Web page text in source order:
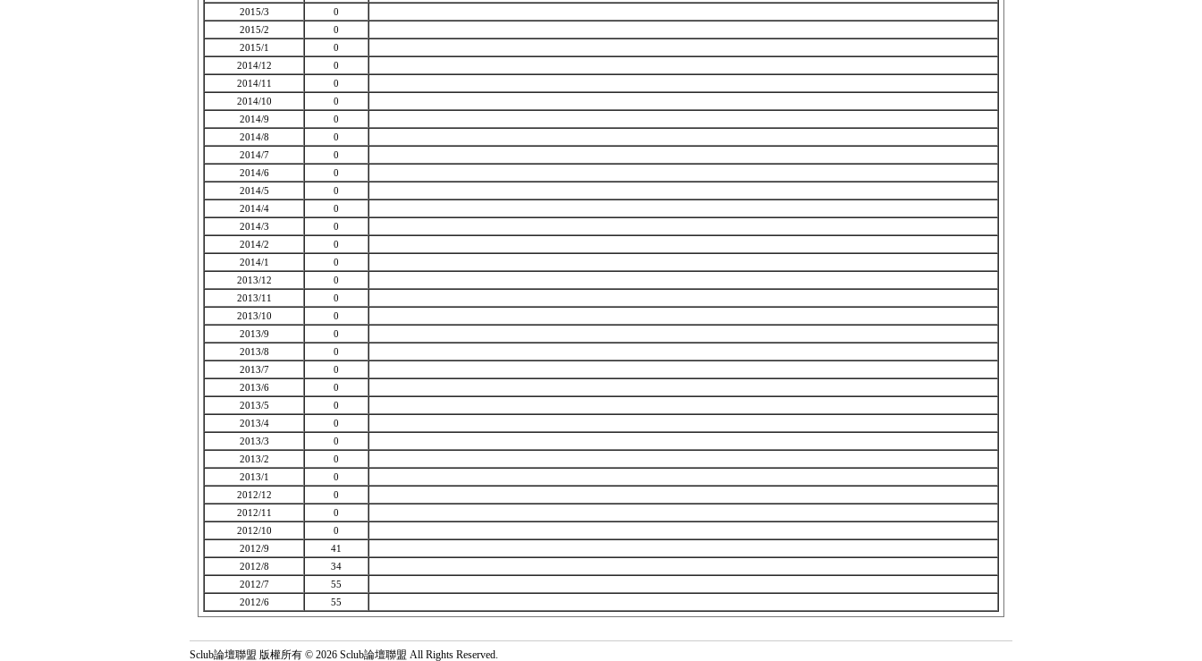
2015/3
0
2015/2
0
2015/1
0
2014/12
0
2014/11
0
2014/10
0
2014/9
0
2014/8
0
2014/7
0
2014/6
0
2014/5
0
2014/4
0
2014/3
0
2014/2
0
2014/1
0
2013/12
0
2013/11
0
2013/10
0
2013/9
0
2013/8
0
2013/7
0
2013/6
0
2013/5
0
2013/4
0
2013/3
0
2013/2
0
2013/1
0
2012/12
0
2012/11
0
2012/10
0
2012/9
41
2012/8
34
2012/7
55
2012/6
55
Sclub論壇聯盟 版權所有 © 2026 Sclub論壇聯盟 All Rights Reserved.